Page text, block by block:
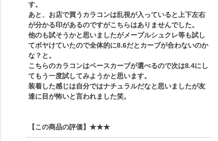
す。
あと、お店で買うカラコンは乱視が入っていると上下左右
が分かる印があるのですがこちらはありませんでした。
他のも試そうかと思いましたがメープルシュクレ等も試し
てボヤけていたので全体的に8.6だとカーブが合わないのか
な？と。
こちらのカラコンはベースカーブが選べるので次は8.4にし
てもう一度試してみようかと思います。
装着した感じは自分ではナチュラルだなと思いましたが友
達に目が怖いと言われました笑。
【この商品の評価】 ★★★